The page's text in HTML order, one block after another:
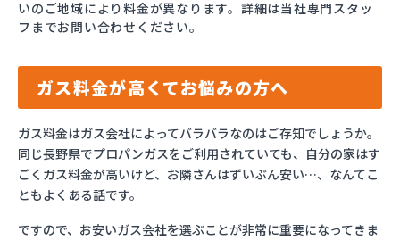
いのご地域により料金が異なります。詳細は当社専門スタッ
フまでお問い合わせください。
ガス料金が高くてお悩みの方へ
ガス料金はガス会社によってバラバラなのはご存知でしょうか。
同じ長野県でプロパンガスをご利用されていても、自分の家はす
ごくガス料金が高いけど、お隣さんはずいぶん安い…、なんてこ
ともよくある話です。
ですので、お安いガス会社を選ぶことが非常に重要になってきま